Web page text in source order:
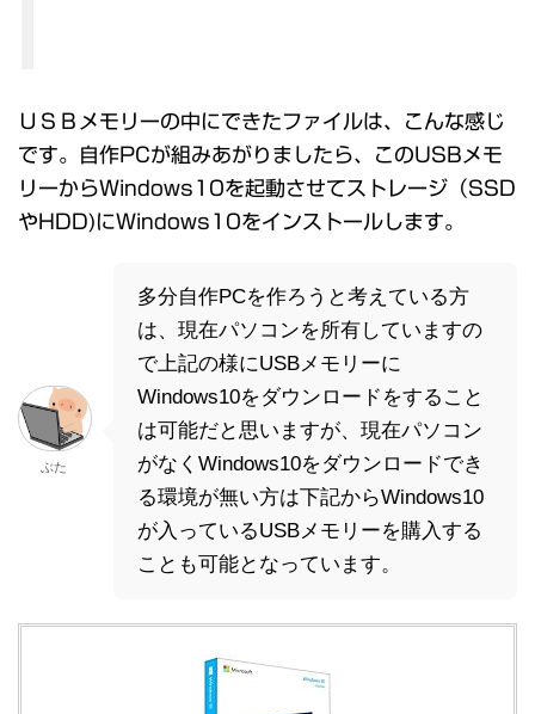
ＵＳＢメモリーの中にできたファイルは、こんな感じ
です。自作PCが組みあがりましたら、このUSBメモ
リーからWindows10を起動させてストレージ（SSD
やHDD)にWindows10をインストールします。
ぶた
多分自作PCを作ろうと考えている方
は、現在パソコンを所有していますの
で上記の様にUSBメモリーに
Windows10をダウンロードをすること
は可能だと思いますが、現在パソコン
がなくWindows10をダウンロードでき
る環境が無い方は下記からWindows10
が入っているUSBメモリーを購入する
ことも可能となっています。